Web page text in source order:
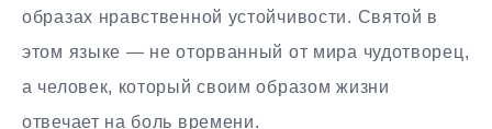
образах нравственной устойчивости. Святой в
этом языке — не оторванный от мира чудотворец,
а человек, который своим образом жизни
отвечает на боль времени.